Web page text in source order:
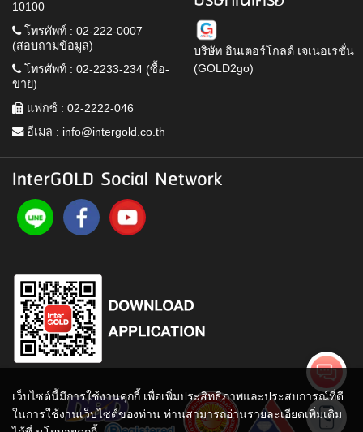
10100
โทรศัพท์ : 02-222-0007
(สอบถามข้อมูล)
โทรศัพท์ : 02-2233-234 (ซื้อ-
ขาย)
แฟกซ์ : 02-2222-046
อีเมล : info@intergold.co.th
บริษัท อินเตอร์โกลด์ เจเนอเรชั่น
(GOLD2go)
InterGOLD Social Network
เว็บไซต์นี้มีการใช้งานคุกกี้ เพื่อเพิ่มประสิทธิภาพและประสบการณ์ที่ดี
ในการใช้งานเว็บไซต์ของท่าน ท่านสามารถอ่านรายละเอียดเพิ่มเติม